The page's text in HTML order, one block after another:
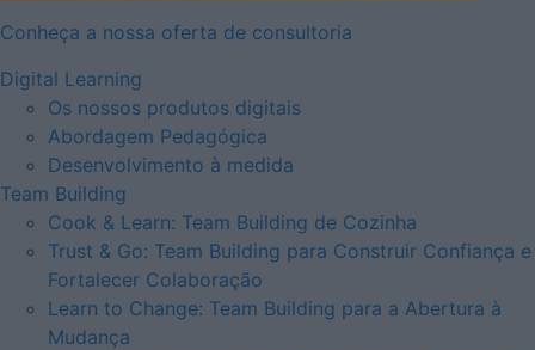
Conheça a nossa oferta de consultoria
Digital Learning
Os nossos produtos digitais
Abordagem Pedagógica
Desenvolvimento à medida
Team Building
Cook & Learn: Team Building de Cozinha
Trust & Go: Team Building para Construir Confiança e
Fortalecer Colaboração
Learn to Change: Team Building para a Abertura à
Mudança